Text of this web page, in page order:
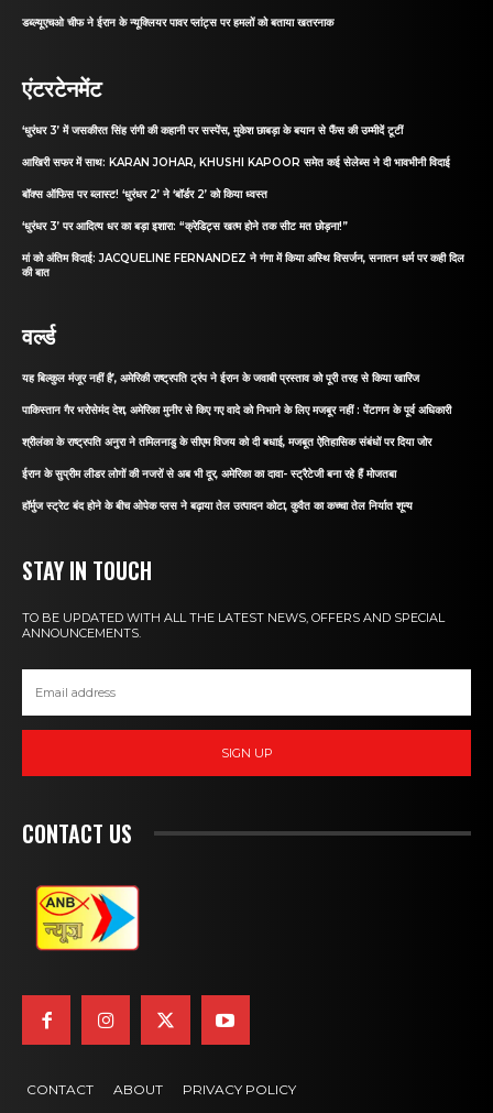
डब्ल्यूएचओ चीफ ने ईरान के न्यूक्लियर पावर प्लांट्स पर हमलों को बताया खतरनाक
एंटरटेनमेंट
‘धुरंधर 3’ में जसकीरत सिंह रांगी की कहानी पर सस्पेंस, मुकेश छाबड़ा के बयान से फैंस की उम्मीदें टूटीं
आखिरी सफर में साथ: KARAN JOHAR, KHUSHI KAPOOR समेत कई सेलेब्स ने दी भावभीनी विदाई
बॉक्स ऑफिस पर ब्लास्ट! ‘धुरंधर 2’ ने ‘बॉर्डर 2’ को किया ध्वस्त
‘धुरंधर 3’ पर आदित्य धर का बड़ा इशारा: “क्रेडिट्स खत्म होने तक सीट मत छोड़ना!”
मां को अंतिम विदाई: JACQUELINE FERNANDEZ ने गंगा में किया अस्थि विसर्जन, सनातन धर्म पर कही दिल
की बात
वर्ल्ड
यह बिल्कुल मंजूर नहीं है’, अमेरिकी राष्ट्रपति ट्रंप ने ईरान के जवाबी प्रस्ताव को पूरी तरह से किया खारिज
पाकिस्तान गैर भरोसेमंद देश, अमेरिका मुनीर से किए गए वादे को निभाने के लिए मजबूर नहीं : पेंटागन के पूर्व अधिकारी
श्रीलंका के राष्ट्रपति अनुरा ने तमिलनाडु के सीएम विजय को दी बधाई, मजबूत ऐतिहासिक संबंधों पर दिया जोर
ईरान के सुप्रीम लीडर लोगों की नजरों से अब भी दूर, अमेरिका का दावा- स्ट्रैटेजी बना रहे हैं मोजतबा
हॉर्मुज स्ट्रेट बंद होने के बीच ओपेक प्लस ने बढ़ाया तेल उत्पादन कोटा, कुवैत का कच्चा तेल निर्यात शून्य
STAY IN TOUCH
TO BE UPDATED WITH ALL THE LATEST NEWS, OFFERS AND SPECIAL
ANNOUNCEMENTS.
SIGN UP
CONTACT US
CONTACT ABOUT PRIVACY POLICY